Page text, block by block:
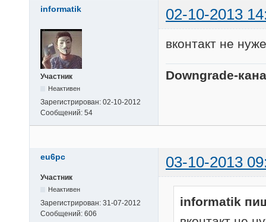
informatik 02-10-2013
Участник
Неактивен
Зарегистрирован: 02-10-2012
Сообщений: 54
вконтакт не
Downgrade-
eu6pc 03-10-2013
Участник
Неактивен
Зарегистрирован: 31-07-2012
Сообщений: 606
informatik